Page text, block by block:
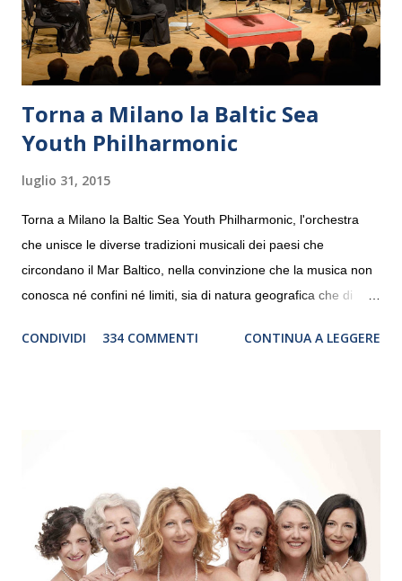
Torna a Milano la Baltic Sea
Youth Philharmonic
luglio 31, 2015
Torna a Milano la Baltic Sea Youth Philharmonic, l'orchestra
che unisce le diverse tradizioni musicali dei paesi che
circondano il Mar Baltico, nella convinzione che la musica non
conosca né confini né limiti, sia di natura geografica che di
debutterà il 10 settembre a Heiden, in Germania, e toccherà, in
“Settembre dell’Accademia” dove si esibirà per il secondo anno
consecutivo. Il pubblico milanese avrà il piacere di applaudire i
giovani artisti della Baltic Sea Youth Philharmonic per la quarta
volta. L’orchestra, fondata nel 2008 da Kristjan Järvi (affiancato
CONDIVIDI 334 COMMENTI CONTINUA A LEGGERE